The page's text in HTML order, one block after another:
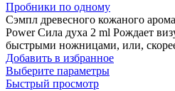
Пробники по одному
Сэмпл древесного кожаного
Power Сила духа 2 ml Рождает
быстрыми ножницами, или,
Добавить в избранное
Выберите параметры
Быстрый просмотр